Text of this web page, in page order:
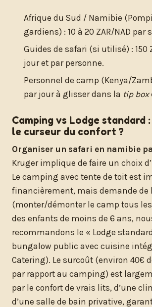
Afrique du Sud / Namibie
gardiens) : 10 à 20 ZAR/NAD par
Guides de safari (si utilisé) : 150
jour et par personne.
Personnel de camp (Kenya/
par jour à glisser dans la tip box
Camping vs Lodge standard
le curseur du confort ?
Organiser un safari en namibie
Kruger implique de faire un choix
Le camping avec tente de toit est
financièrement, mais demande de
(monter/démonter le camp tous
des enfants de moins de 6 ans,
recommandons le « Lodge
bungalow public avec cuisine
Catering). Le surcoût (environ 40€
par rapport au camping) est
par le confort de vrais lits, d’une
d’une salle de bain privative,